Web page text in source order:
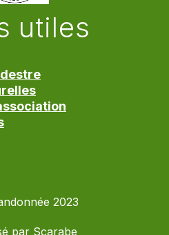
utiles
2023
par Scarabe